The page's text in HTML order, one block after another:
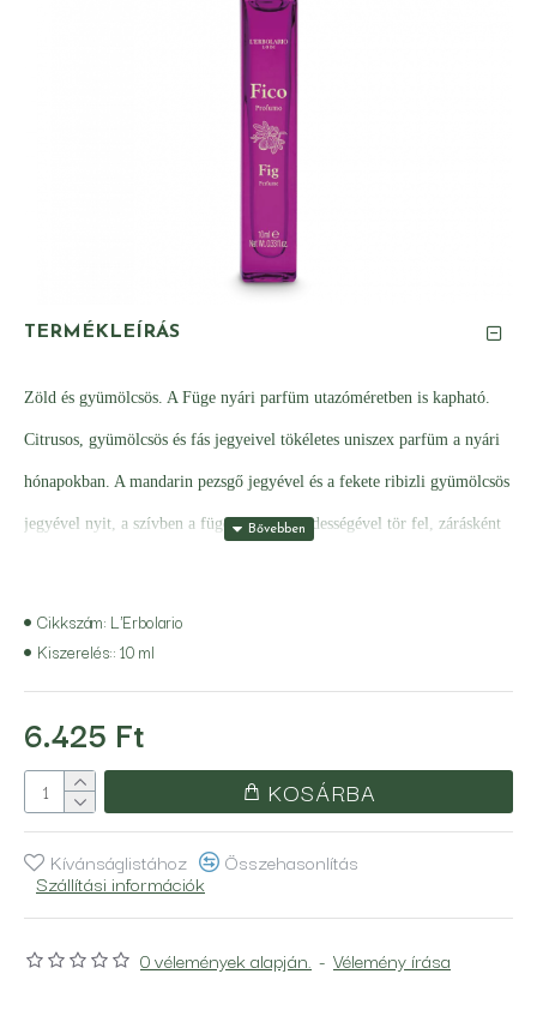
TERMÉKLEÍRÁS
Zöld és gyümölcsös. A Füge nyári parfüm utazóméretben is kapható.
Citrusos, gyümölcsös és fás jegyeivel tökéletes uniszex parfüm a nyári
hónapokban. A mandarin pezsgő jegyével és a fekete ribizli gyümölcsös
jegyével nyit, a szívben a füge és a rózsa édességével tör fel, zárásként
0 vélemények alapján. - Vélemény írása
6.425 Ft
Cikkszám: L'Erbolario
Kiszerelés::10 ml
KOSÁRBA
Kívánságlistához Összehasonlítás
Szállítási információk